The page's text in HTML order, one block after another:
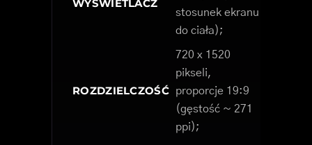
WYŚWIETLACZ
stosunek ekranu
do ciała);
ROZDZIELCZOŚĆ
720 x 1520
pikseli,
proporcje 19:9
(gęstość ~ 271
ppi);